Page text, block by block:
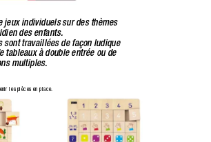
jeux individuels sur des thèmes
des enfants.
sont travaillées de façon ludique
tableaux à double entrée ou de
multiples.
les pièces en place.